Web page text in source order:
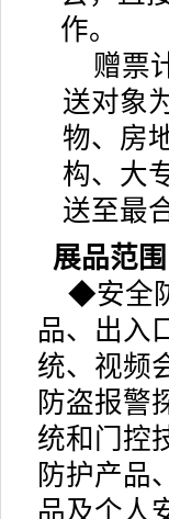
作。
赠票
送对象
物、房
构、大
送至最
展品范围
◆安全
品、出入
统、视频
防盗报警
统和门控
防护产品
品及个人